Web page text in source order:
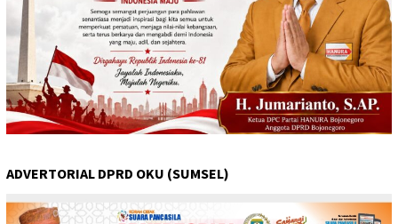
ADVERTORIAL DPRD OKU (SUMSEL)